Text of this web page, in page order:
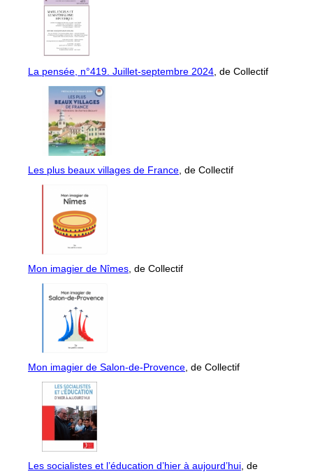
La pensée, n°419. Juillet-septembre 2024, de Collectif
Les plus beaux villages de France, de Collectif
Mon imagier de Nîmes, de Collectif
Mon imagier de Salon-de-Provence, de Collectif
Les socialistes et l’éducation d’hier à aujourd’hui, de